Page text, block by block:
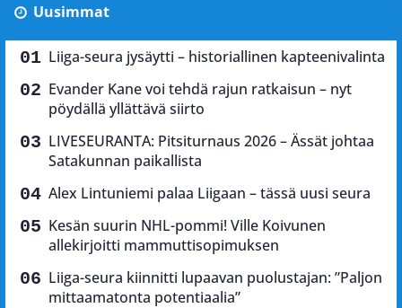
Uusimmat
Liiga-seura jysäytti – historiallinen kapteenivalinta
Evander Kane voi tehdä rajun ratkaisun – nyt
pöydällä yllättävä siirto
LIVESEURANTA: Pitsiturnaus 2026 – Ässät johtaa
Satakunnan paikallista
Alex Lintuniemi palaa Liigaan – tässä uusi seura
Kesän suurin NHL-pommi! Ville Koivunen
allekirjoitti mammuttisopimuksen
Liiga-seura kiinnitti lupaavan puolustajan: ”Paljon
mittaamatonta potentiaalia”